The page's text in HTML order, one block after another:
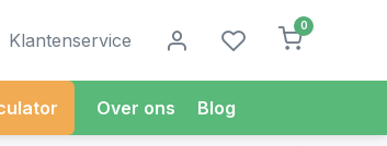
Klantenservice
0
Over ons Blog